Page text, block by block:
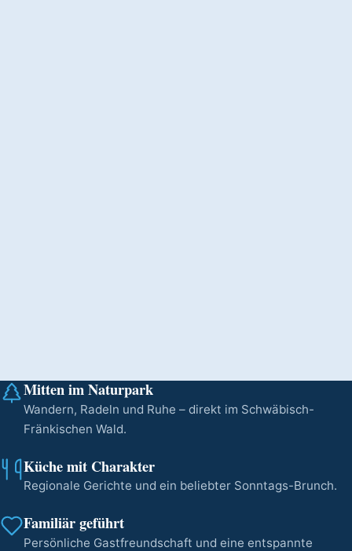
Mitten im Naturpark
Wandern, Radeln und Ruhe – direkt im Schwäbisch-
Fränkischen Wald.
Küche mit Charakter
Regionale Gerichte und ein beliebter Sonntags-Brunch.
Familiär geführt
Persönliche Gastfreundschaft und eine entspannte